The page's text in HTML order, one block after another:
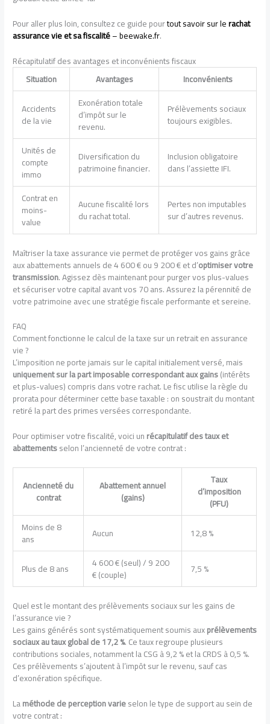
Pour aller plus loin, consultez ce guide pourtout savoir sur lerachat
assurance vie et sa fiscalité– beewake.fr.
Récapitulatif des avantages et inconvénients fiscaux
Situation
Avantages
Inconvénients
Accidents
de la vie
Exonération totale
d’impôt sur le
revenu.
Prélèvements sociaux
toujours exigibles.
Unités de
compte
immo
Diversification du
patrimoine financier.
Inclusion obligatoire
dans l’assiette IFI.
Contrat en
moins-
value
Aucune fiscalité lors
du rachat total.
Pertes non imputables
sur d’autres revenus.
Maîtriser la taxe assurance vie permet de protéger vos gains grâce
aux abattements annuels de 4 600 € ou 9 200 € et d’optimiser votre
transmission. Agissez dès maintenant pour purger vos plus-values
et sécuriser votre capital avant vos 70 ans. Assurez la pérennité de
votre patrimoine avec une stratégie fiscale performante et sereine.
FAQ
Comment fonctionne le calcul de la taxe sur un retrait en assurance
vie ?
L’imposition ne porte jamais sur le capital initialement versé, mais
uniquement sur la part imposable correspondant aux gains(intérêts
et plus-values) compris dans votre rachat. Le fisc utilise la règle du
prorata pour déterminer cette base taxable : on soustrait du montant
retiré la part des primes versées correspondante.
Pour optimiser votre fiscalité, voici unrécapitulatif des taux et
abattementsselon l’ancienneté de votre contrat :
Ancienneté du
contrat
Abattement annuel
(gains)
Taux
d’imposition
(PFU)
Moins de 8
ans Aucun 12,8 %
Plus de 8 ans 4 600 € (seul) / 9 200
€ (couple) 7,5 %
Quel est le montant des prélèvements sociaux sur les gains de
l’assurance vie ?
Les gains générés sont systématiquement soumis auxprélèvements
sociaux au taux global de 17,2 %. Ce taux regroupe plusieurs
contributions sociales, notamment la CSG à 9,2 % et la CRDS à 0,5 %.
Ces prélèvements s’ajoutent à l’impôt sur le revenu, sauf cas
d’exonération spécifique.
Laméthode de perception varieselon le type de support au sein de
votre contrat :